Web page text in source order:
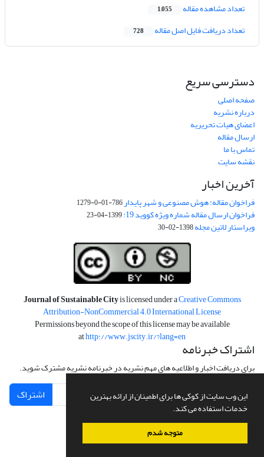
این وب سایت از کوکی ها برای اطمینان از ارائه بهترین
خدمات استفاده می کند.
متوجه شدم
تعداد مشاهده مقاله 1,055
تعداد دریافت فایل اصل مقاله 728
دسترسی سریع
صفحه اصلی
درباره نشریه
اعضای هیات تحریریه
ارسال مقاله
تماس با ما
نقشه سایت
آخرین اخبار
فراخوان مقاله: هوش مصنوعی و شهر پایدار786-01-0-1279
فراخوان ارسال مقاله شماره ویژه کووید 19: 1399-04-23
ویراستار لاتین مجله1398-02-30
Journal of Sustainable Cityis licensed under aCreative Commons
Attribution-NonCommercial 4.0 International License
Permissions beyond the scope of this license may be available
athttp://www.jscity.ir/?lang=en
اشتراک خبرنامه
برای دریافت اخبار و اطلاعیه های مهم نشریه در خبرنامه نشریه مشترک شوید.
اشتراک
سامانه مدیریت نشریات علمی.طراحی و پیاده سازی ازسیناوب